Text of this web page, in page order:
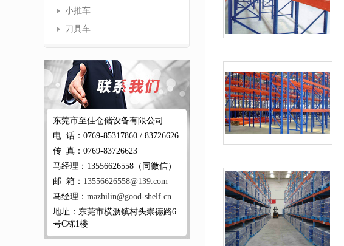
小推车
刀具车
东莞市至佳仓储设备有限公司
电 话：0769-85317860 / 83726626
传 真：0769-83726623
马经理：13556626558（同微信）
邮 箱： 13556626558@139.com
马经理： mazhilin@good-shelf.cn
地址：东莞市横沥镇村头崇德路6
号C栋1楼